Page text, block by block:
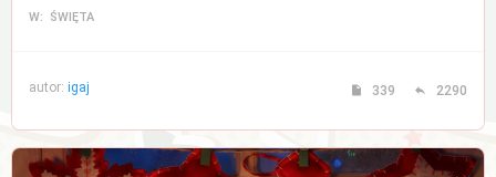
W: ŚWIĘTA
autor: igaj 339 2290